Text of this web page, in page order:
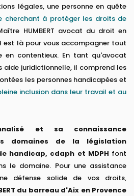
légales, une personne en quête
cherchant à protéger les droits de
HUMBERT avocat du droit en
est là pour vous accompagner tout
contentieux. En tant qu'avocat
aide juridictionnelle, il comprend les
les personnes handicapées et
inclusion dans leur travail et au
et sa connaissance
domaines de la législation
handicap, cdaph et MDPH font
le domaine. Pour une assistance
défense solide de vos droits,
du barreau d'Aix en Provence